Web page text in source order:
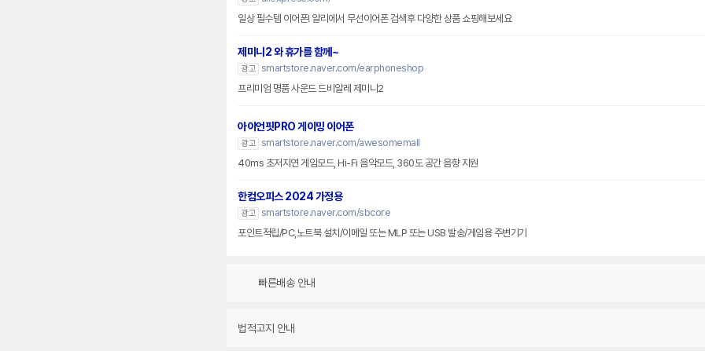
일상 필수템 이어폰! 알리에서 무선이어폰 검색후 다양한 상품 쇼핑해보세요
제미니2 와 휴가를 함께~
광고 smartstore.naver.com/earphoneshop
프리미엄 명품 사운드 드비알레 제미니2
아이언핏PRO 게이밍 이어폰
광고 smartstore.naver.com/awesomemall
40ms 초저지연 게임모드, Hi-Fi 음악모드, 360도 공간 음향 지원
한컴오피스 2024 가정용
광고 smartstore.naver.com/sbcore
포인트적립/PC,노트북 설치/이메일 또는 MLP 또는 USB 발송/게임용 주변기기
빠른배송 안내
법적고지 안내